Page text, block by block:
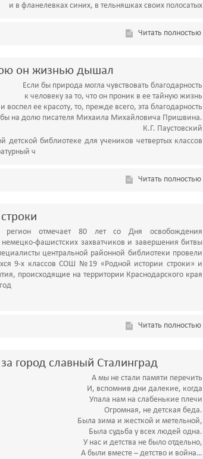
и в фланелевках синих, в тельняшках своих полосатых
Читать полностью
он жизнью дышал
Если бы природа могла чувствовать благодарность
к человеку за то, что он проник в ее тайную жизнь
и воспел ее красоту, то, прежде всего, эта благодарность
на долю писателя Михаила Михайловича Пришвина.
К.Г. Паустовский
детской библиотеке для учеников четвертых классов
ч
Читать полностью
отмечает 80 лет со Дня освобождения
немецко-фашистских захватчиков и завершения битвы
центральной районной библиотеки провели
9-х классов СОШ №19 «Родной истории строки» и
происходящие на территории Краснодарского края
Читать полностью
город славный Сталинград
А мы не стали памяти перечить
И, вспомнив дни далекие, когда
Упала нам на слабенькие плечи
Огромная, не детская беда.
Была зима и жесткой и метельной,
Была судьба у всех людей одна.
У нас и детства не было отдельно,
А были вместе – детство и война…